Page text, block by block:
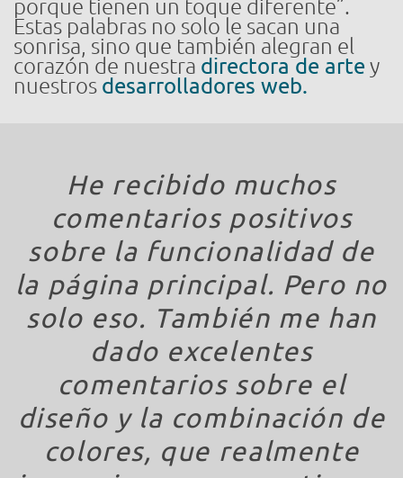
porque tienen un toque diferente”.
Estas palabras no solo le sacan una
sonrisa, sino que también alegran el
corazón de nuestra directora de artey
nuestros desarrolladores web.
He recibido muchos
comentarios positivos
sobre la funcionalidad de
la página principal. Pero no
solo eso. También me han
dado excelentes
comentarios sobre el
diseño y la combinación de
colores, que realmente